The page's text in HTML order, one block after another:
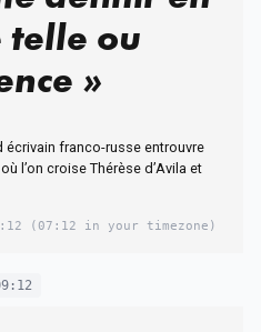
telle ou
»
écrivain franco-russe entrouvre
l’on croise Thérèse d’Avila et
(07:12 in your timezone)